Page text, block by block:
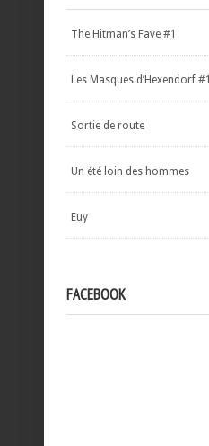
The Hitman’s Fave #1
Les Masques d’Hexendorf #1
Sortie de route
Un été loin des hommes
Euy
FACEBOOK